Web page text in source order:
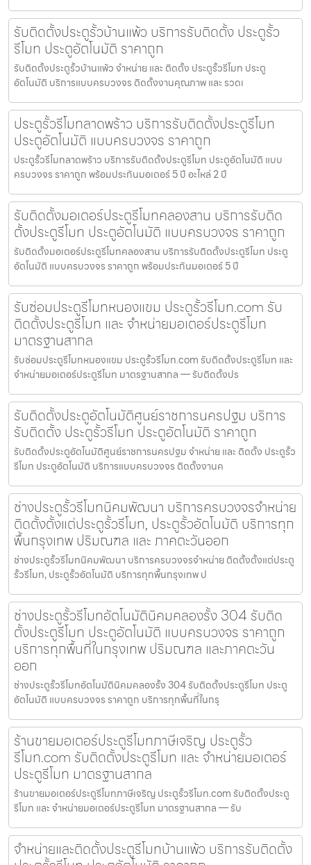
รับติดตั้งประตูรั้วบ้านแพ้ว บริการรับติดตั้ง ประตูรั้ว
รีโมท ประตูอัตโนมัติ ราคาถูก
รับติดตั้งประตูรั้วบ้านแพ้ว จำหน่าย และ ติดตั้ง ประตูรั้วรีโมท ประตู
อัตโนมัติ บริการแบบครบวงจร ติดตั้งงานคุณภาพ และ รวดเ
ประตูรั้วรีโมทลาดพร้าว บริการรับติดตั้งประตูรีโมท
ประตูอัตโนมัติ แบบครบวงจร ราคาถูก
ประตูรั้วรีโมทลาดพร้าว บริการรับติดตั้งประตูรีโมท ประตูอัตโนมัติ แบบ
ครบวงจร ราคาถูก พร้อมประกันมอเตอร์ 5 ปี อะไหล่ 2 ปี
รับติดตั้งมอเตอร์ประตูรีโมทคลองสาน บริการรับติด
ตั้งประตูรีโมท ประตูอัตโนมัติ แบบครบวงจร ราคาถูก
รับติดตั้งมอเตอร์ประตูรีโมทคลองสาน บริการรับติดตั้งประตูรีโมท ประตู
อัตโนมัติ แบบครบวงจร ราคาถูก พร้อมประกันมอเตอร์ 5 ปี
รับซ่อมประตูรีโมทหนองแขม ประตูรั้วรีโมท.com รับ
ติดตั้งประตูรีโมท และ จำหน่ายมอเตอร์ประตูรีโมท
มาตรฐานสากล
รับซ่อมประตูรีโมทหนองแขม ประตูรั้วรีโมท.com รับติดตั้งประตูรีโมท และ
จำหน่ายมอเตอร์ประตูรีโมท มาตรฐานสากล — รับติดตั้งปร
รับติดตั้งประตูอัตโนมัติศูนย์ราชการนครปฐม บริการ
รับติดตั้ง ประตูรั้วรีโมท ประตูอัตโนมัติ ราคาถูก
รับติดตั้งประตูอัตโนมัติศูนย์ราชการนครปฐม จำหน่าย และ ติดตั้ง ประตูรั้ว
รีโมท ประตูอัตโนมัติ บริการแบบครบวงจร ติดตั้งงานค
ช่างประตูรั้วรีโมทนิคมพัฒนา บริการครบวงจรจำหน่าย
ติดตั้งตั้งแต่ประตูรั้วรีโมท, ประตูรั้วอัตโนมัติ บริการทุก
พื้นกรุงเทพ ปริมณฑล และ ภาคตะวันออก
ช่างประตูรั้วรีโมทนิคมพัฒนา บริการครบวงจรจำหน่าย ติดตั้งตั้งแต่ประตู
รั้วรีโมท, ประตูรั้วอัตโนมัติ บริการทุกพื้นกรุงเทพ ป
ช่างประตูรั้วรีโมทอัตโนมัตินิคมคลองรั้ง 304 รับติด
ตั้งประตูรีโมท ประตูอัตโนมัติ แบบครบวงจร ราคาถูก
บริการทุกพื้นที่ในกรุงเทพ ปริมณฑล และภาคตะวัน
ออก
ช่างประตูรั้วรีโมทอัตโนมัตินิคมคลองรั้ง 304 รับติดตั้งประตูรีโมท ประตู
อัตโนมัติ แบบครบวงจร ราคาถูก บริการทุกพื้นที่ในกรุ
ร้านขายมอเตอร์ประตูรีโมทภาษีเจริญ ประตูรั้ว
รีโมท.com รับติดตั้งประตูรีโมท และ จำหน่ายมอเตอร์
ประตูรีโมท มาตรฐานสากล
ร้านขายมอเตอร์ประตูรีโมทภาษีเจริญ ประตูรั้วรีโมท.com รับติดตั้งประตู
รีโมท และ จำหน่ายมอเตอร์ประตูรีโมท มาตรฐานสากล — รับ
จำหน่ายและติดตั้งประตูรีโมทบ้านแพ้ว บริการรับติดตั้ง